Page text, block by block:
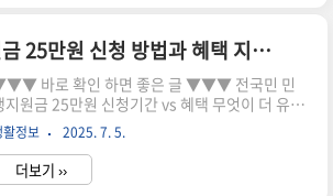
시기 2025년 7월부터 보험료 인상 확인하세요
로가기국민연금 요율 인상이 가져올 변화 현재
민연금 요율은 9%로 26년 동안 변동이 없었습
다. 저출산과 고령화 문제가 심각해짐에 따라, 정
는 국민연금 개혁안을 발표하였습니다. 이 글에
는 요율 인상에 대한 구체적인 정보와 대비 방..
전국민 민생지원금 25만원 신청 방법과 혜택 지금 확인하세요
바로 확인 하면 좋은 글 ▼▼▼ 전국민 민
지원금 25만원 신청기간 vs 혜택 무엇이 더 유리
까 바로가기전국민 민생회복지원금 신청기간 vs
타 지원금 어떤 혜택이 더 나을까 바로가기전국
민생지원금 25만원 신청 vs 민생회복지원금 어
혜택이 더 좋을까 바로가기2025년 전국민 민생
활정보 2025. 7. 5.
더보기 ››